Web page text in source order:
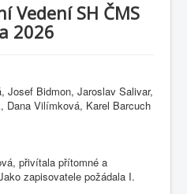
Vedení SH ČMS
2026
Josef Bidmon, Jaroslav Salivar,
Dana Vilímková, Karel Barcuch
přivítala přítomné a
zapisovatele požádala I.